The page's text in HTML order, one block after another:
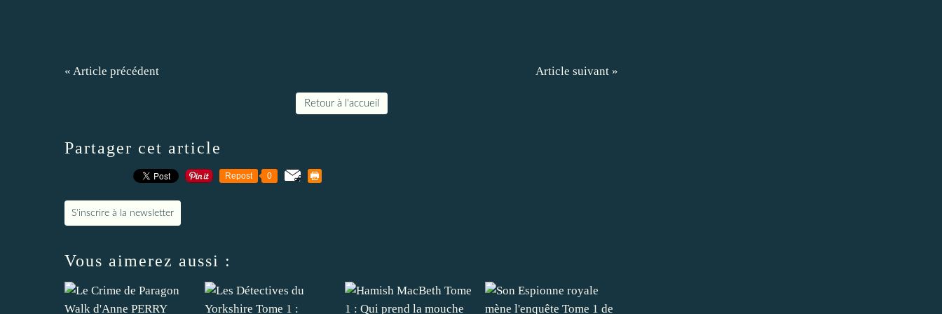
« Article précédent Article suivant »
Retour à l'accueil
Partager cet article
Repost 0
S'inscrire à la newsletter
Vous aimerez aussi :